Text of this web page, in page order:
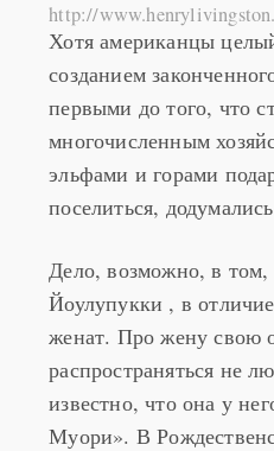
http://
Хотя американцы
созданием
первыми до того, что
многочисленным
эльфами и горами
поселиться,
Дело, возможно, в
Йоулупукки , в
женат. Про жену свою
распространяться не
известно, что она у
Муори». В